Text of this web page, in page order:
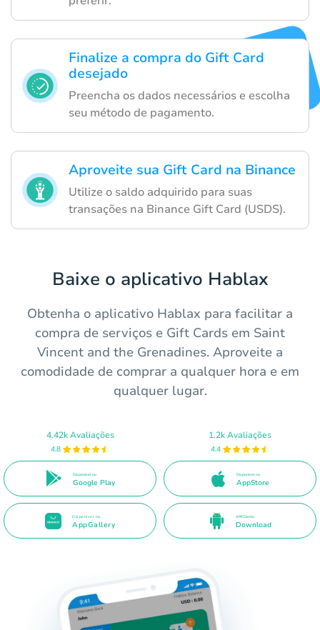
Finalize a compra do Gift Card
desejado
Preencha os dados necessários e escolha
seu método de pagamento.
Aproveite sua Gift Card na Binance
Utilize o saldo adquirido para suas
transações na Binance Gift Card (USDS).
Baixe o aplicativo Hablax
Obtenha o aplicativo Hablax para facilitar a
compra de serviços e Gift Cards em Saint
Vincent and the Grenadines. Aproveite a
comodidade de comprar a qualquer hora e em
qualquer lugar.
4.42k Avaliações
4.8
Disponível no
Google Play
1.2k Avaliações
4.4
Disponível na
AppStore
Disponível na
AppGallery
APK Direto
Download